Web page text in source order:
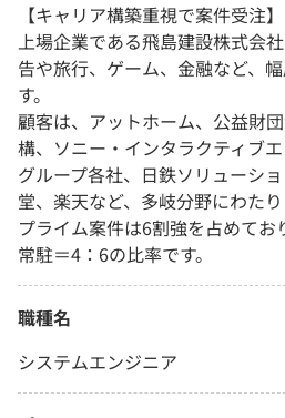
【キャリア構築重視で案件受注】
上場企業である飛島建設株式会
告や旅行、ゲーム、金融など、
す。
顧客は、アットホーム、公益財
構、ソニー・インタラクティブ
グループ各社、日鉄ソリューシ
堂、楽天など、多岐分野にわたり
プライム案件は6割強を占めてお
常駐＝4：6の比率です。
職種名
システムエンジニア